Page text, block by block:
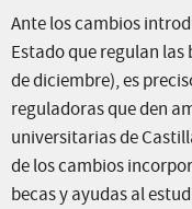
Ante los cambios
Estado que regulan las
de diciembre), es
reguladoras que den
universitarias de
de los cambios
becas y ayudas al